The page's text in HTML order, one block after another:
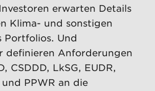
erwarten Details
Klima- und sonstigen
Portfolios. Und
definieren Anforderungen
CSDDD, LkSG, EUDR,
und PPWR an die